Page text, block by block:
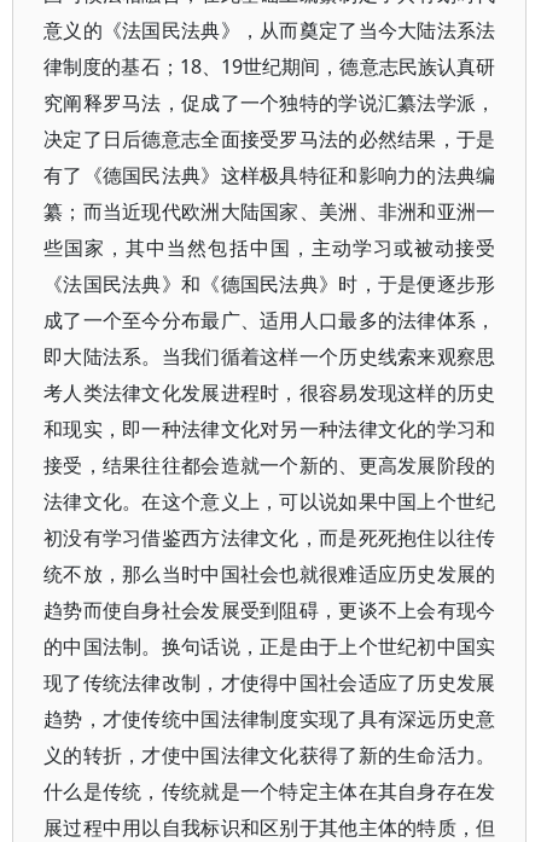
意义的《法国民法典》，从而奠定了当今大陆法系法
律制度的基石；18、19世纪期间，德意志民族认真研
究阐释罗马法，促成了一个独特的学说汇纂法学派，
决定了日后德意志全面接受罗马法的必然结果，于是
有了《德国民法典》这样极具特征和影响力的法典编
纂；而当近现代欧洲大陆国家、美洲、非洲和亚洲一
些国家，其中当然包括中国，主动学习或被动接受
《法国民法典》和《德国民法典》时，于是便逐步形
成了一个至今分布最广、适用人口最多的法律体系，
即大陆法系。当我们循着这样一个历史线索来观察思
考人类法律文化发展进程时，很容易发现这样的历史
和现实，即一种法律文化对另一种法律文化的学习和
接受，结果往往都会造就一个新的、更高发展阶段的
法律文化。在这个意义上，可以说如果中国上个世纪
初没有学习借鉴西方法律文化，而是死死抱住以往传
统不放，那么当时中国社会也就很难适应历史发展的
趋势而使自身社会发展受到阻碍，更谈不上会有现今
的中国法制。换句话说，正是由于上个世纪初中国实
现了传统法律改制，才使得中国社会适应了历史发展
趋势，才使传统中国法律制度实现了具有深远历史意
义的转折，才使中国法律文化获得了新的生命活力。
什么是传统，传统就是一个特定主体在其自身存在发
展过程中用以自我标识和区别于其他主体的特质，但